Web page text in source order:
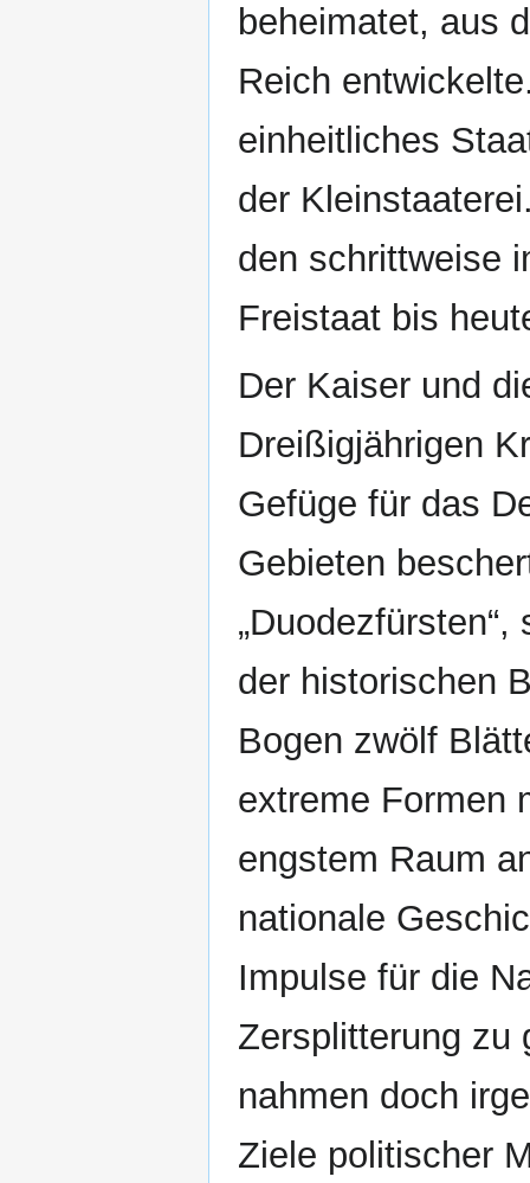
beheimatet, aus
Reich
einheitliches
der
den schrittweise
Freistaat bis
Der Kaiser und
Dreißigjährigen
Gefüge für das
Gebieten
der historischen
Bogen zwölf
extreme Formen
engstem Raum
nationale
Impulse für die
Zersplitterung zu
nahmen doch
Ziele politischer